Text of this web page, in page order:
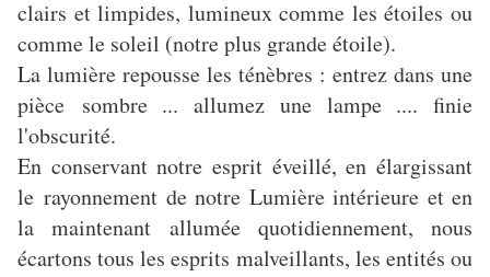
clairs et limpides, lumineux comme les étoiles ou
comme le soleil (notre plus grande étoile).
La lumière repousse les ténèbres : entrez dans une
pièce sombre ... allumez une lampe .... finie
l'obscurité.
En conservant notre esprit éveillé, en élargissant
le rayonnement de notre Lumière intérieure et en
la maintenant allumée quotidiennement, nous
écartons tous les esprits malveillants, les entités ou